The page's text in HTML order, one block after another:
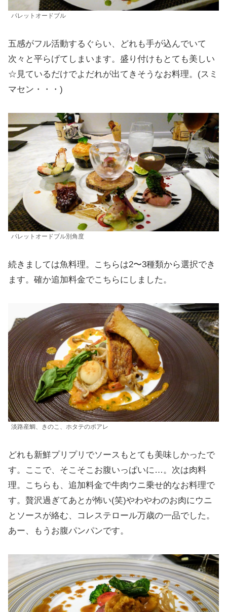
パレットオードブル
五感がフル活動するぐらい、どれも手が込んでいて
次々と平らげてしまいます。盛り付けもとても美しい
☆見ているだけでよだれが出てきそうなお料理。(スミ
マセン・・・)
パレットオードブル別角度
続きましては魚料理。こちらは2〜3種類から選択でき
ます。確か追加料金でこちらにしました。
淡路産鯛、きのこ、ホタテのポアレ
どれも新鮮プリプリでソースもとても美味しかったで
す。ここで、そこそこお腹いっぱいに…。次は肉料
理。こちらも、追加料金で牛肉ウニ乗せ的なお料理で
す。贅沢過ぎてあとが怖い(笑)やわやわのお肉にウニ
とソースが絡む、コレステロール万歳の一品でした。
あー、もうお腹パンパンです。